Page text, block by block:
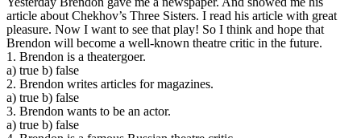
article about Chekhov’s Three Sisters. I read his article with great
pleasure. Now I want to see that play! So I think and hope that
Brendon will become a well-known theatre critic in the future.
1. Brendon is a theatergoer.
a) true b) false
2. Brendon writes articles for magazines.
a) true b) false
3. Brendon wants to be an actor.
a) true b) false